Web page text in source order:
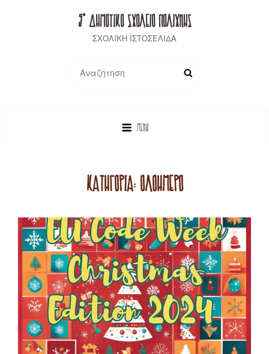
5° ΔΗΜΟΤΙΚΟ ΣΧΟΛΕΙΟ ΠΟΛΙΧΝΗΣ
ΣΧΟΛΙΚΗ ΙΣΤΟΣΕΛΙΔΑ
for:
MENU
ΚΑΤΗΓΟΡΊΑ:ΟΛΟΉΜΕΡΟ